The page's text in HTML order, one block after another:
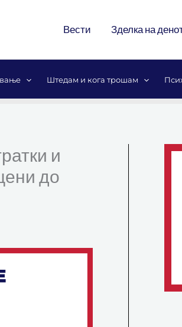
Вести Зделка на
Штедам и кога трошам
и
до